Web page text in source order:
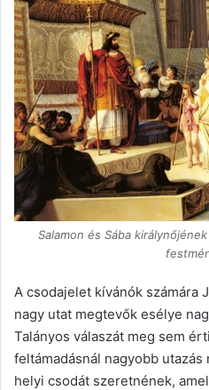
Salamon és Sába
A csodajelet kívánók számára
nagy utat megtevők esélye
Talányos válaszát meg sem
feltámadásnál nagyobb
helyi csodát szeretnének,